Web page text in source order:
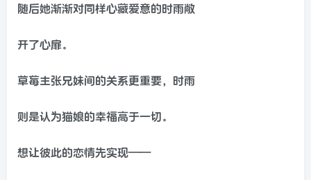
随后她渐渐对同样心藏爱意的时雨敞
开了心扉。
草莓主张兄妹间的关系更重要，时雨
则是认为猫娘的幸福高于一切。
想让彼此的恋情先实现——